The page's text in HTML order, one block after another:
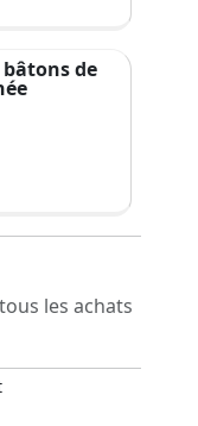
bâtons de
les achats